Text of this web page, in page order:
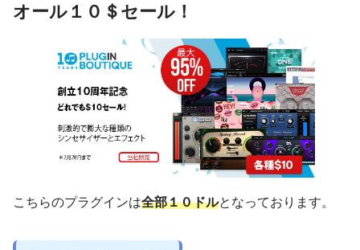
オール１０＄セール！
こちらのプラグインは全部１０ドルとなっております。